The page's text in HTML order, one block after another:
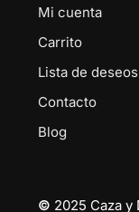
Mi cuenta
Carrito
Lista de deseos
Contacto
Blog
© 2025 Caza